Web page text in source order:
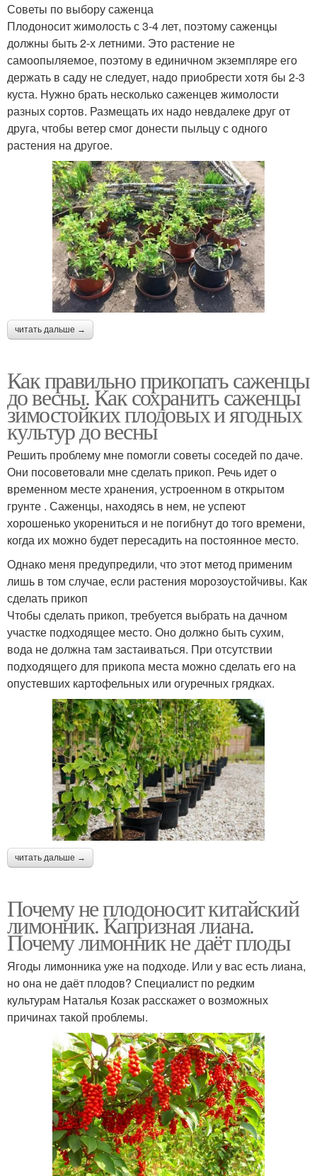
Советы по выбору саженца
Плодоносит жимолость с 3-4 лет, поэтому саженцы
должны быть 2-х летними. Это растение не
самоопыляемое, поэтому в единичном экземпляре его
держать в саду не следует, надо приобрести хотя бы 2-3
куста. Нужно брать несколько саженцев жимолости
разных сортов. Размещать их надо невдалеке друг от
друга, чтобы ветер смог донести пыльцу с одного
растения на другое.
читать дальше →
Как правильно прикопать саженцы
до весны. Как сохранить саженцы
зимостойких плодовых и ягодных
культур до весны
Решить проблему мне помогли советы соседей по даче.
Они посоветовали мне сделать прикоп. Речь идет о
временном месте хранения, устроенном в открытом
грунте . Саженцы, находясь в нем, не успеют
хорошенько укорениться и не погибнут до того времени,
когда их можно будет пересадить на постоянное место.
Однако меня предупредили, что этот метод применим
лишь в том случае, если растения морозоустойчивы. Как
сделать прикоп
Чтобы сделать прикоп, требуется выбрать на дачном
участке подходящее место. Оно должно быть сухим,
вода не должна там застаиваться. При отсутствии
подходящего для прикопа места можно сделать его на
опустевших картофельных или огуречных грядках.
читать дальше →
Почему не плодоносит китайский
лимонник. Капризная лиана.
Почему лимонник не даёт плоды
Ягоды лимонника уже на подходе. Или у вас есть лиана,
но она не даёт плодов? Специалист по редким
культурам Наталья Козак расскажет о возможных
причинах такой проблемы.